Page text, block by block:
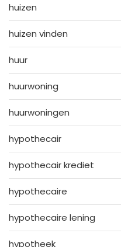
huizen
huizen vinden
huur
huurwoning
huurwoningen
hypothecair
hypothecair krediet
hypothecaire
hypothecaire lening
hypotheek